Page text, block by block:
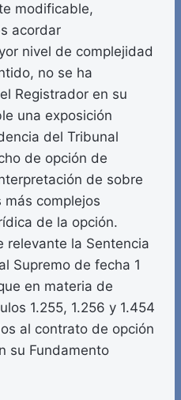
modificable,
acordar
nivel de complejidad
no se ha
Registrador en su
una exposición
del Tribunal
de opción de
de sobre
complejos
de la opción.
relevante la Sentencia
Supremo de fecha 1
en materia de
1.255, 1.256 y 1.454
al contrato de opción
su Fundamento